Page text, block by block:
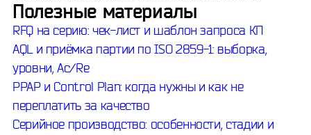
Полезные материалы
RFQ на серию: чек-лист и шаблон запроса КП
AQL и приёмка партии по ISO 2859-1: выборка,
уровни, Ac/Re
PPAP и Control Plan: когда нужны и как не
переплатить за качество
Серийное производство: особенности, стадии и